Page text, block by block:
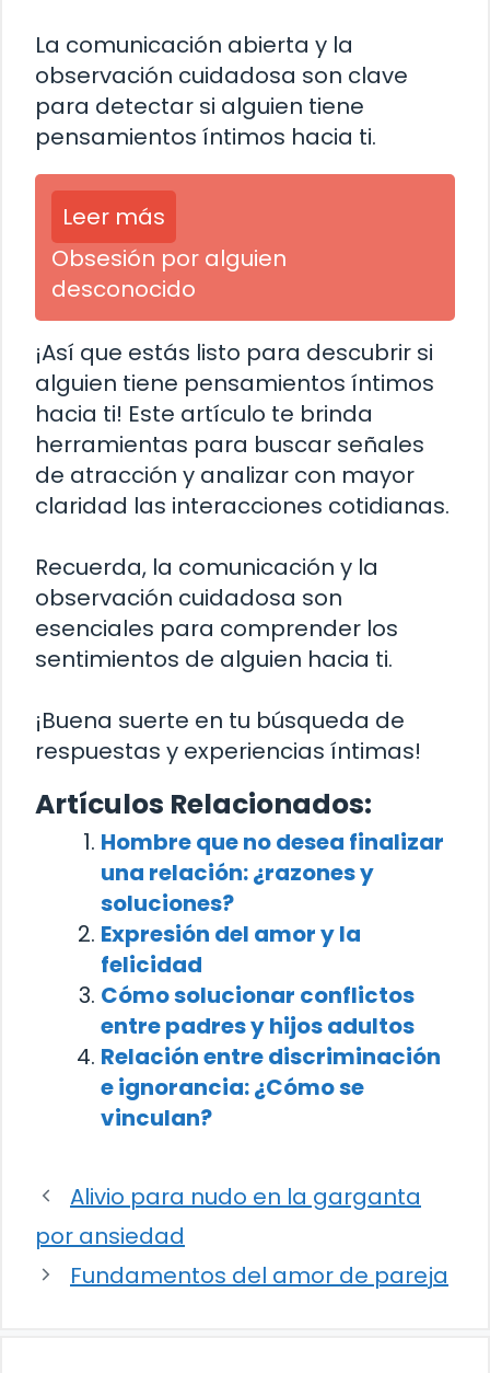
La comunicación abierta y la
observación cuidadosa son clave
para detectar si alguien tiene
pensamientos íntimos hacia ti.
Leer más
Obsesión por alguien
desconocido
¡Así que estás listo para descubrir si
alguien tiene pensamientos íntimos
hacia ti! Este artículo te brinda
herramientas para buscar señales
de atracción y analizar con mayor
claridad las interacciones cotidianas.
Recuerda, la comunicación y la
observación cuidadosa son
esenciales para comprender los
sentimientos de alguien hacia ti.
¡Buena suerte en tu búsqueda de
respuestas y experiencias íntimas!
Artículos Relacionados:
Hombre que no desea finalizar
una relación: ¿razones y
soluciones?
Expresión del amor y la
felicidad
Cómo solucionar conflictos
entre padres y hijos adultos
Relación entre discriminación
e ignorancia: ¿Cómo se
vinculan?
Alivio para nudo en la garganta
por ansiedad
Fundamentos del amor de pareja